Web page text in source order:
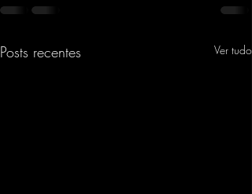
Posts recentes Ver tudo